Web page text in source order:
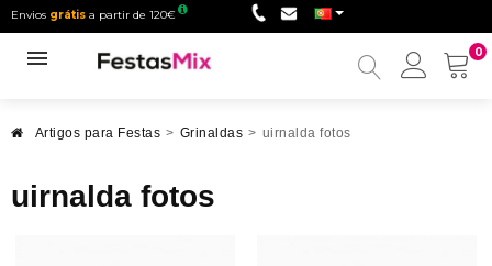
Envios grátis a partir de 120€
0
Minha
Artigos para Festas > Grinaldas > uirnalda fotos
uirnalda fotos